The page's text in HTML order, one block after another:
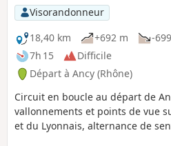
Visorandonneur
18,40 km
+692 m
-
7h 15
Difficile
Départ à Ancy (Rhône)
Circuit en boucle au départ de
vallonnements et points de vue
et du Lyonnais, alternance de